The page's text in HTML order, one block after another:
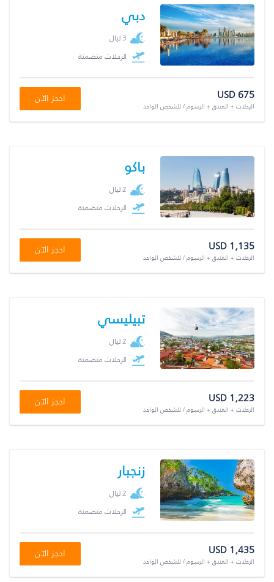
دبي
3 ليال
الرحلات متضمنة
USD 675
الرحلات + الفندق + الرسوم / للشخص الواحد
احجز الآن
باكو
2 ليال
الرحلات متضمنة
USD 1,135
الرحلات + الفندق + الرسوم / للشخص الواحد
احجز الآن
تبيليسي
2 ليال
الرحلات متضمنة
USD 1,223
الرحلات + الفندق + الرسوم / للشخص الواحد
احجز الآن
زنجبار
2 ليال
الرحلات متضمنة
USD 1,435
الرحلات + الفندق + الرسوم / للشخص الواحد
احجز الآن